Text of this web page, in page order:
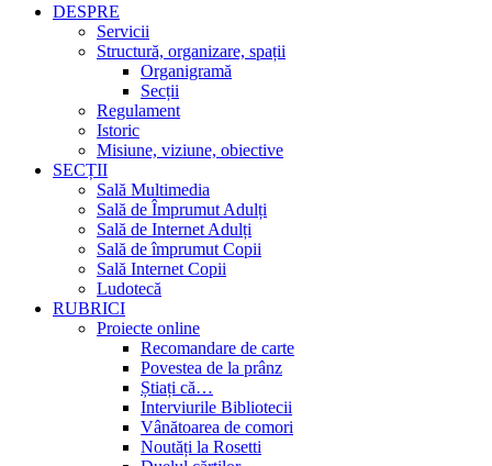
DESPRE
Servicii
Structură, organizare, spații
Organigramă
Secții
Regulament
Istoric
Misiune, viziune, obiective
SECȚII
Sală Multimedia
Sală de Împrumut Adulți
Sală de Internet Adulți
Sală de împrumut Copii
Sală Internet Copii
Ludotecă
RUBRICI
Proiecte online
Recomandare de carte
Povestea de la prânz
Știați că…
Interviurile Bibliotecii
Vânătoarea de comori
Noutăți la Rosetti